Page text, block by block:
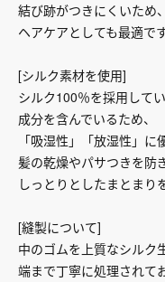
結び跡がつきにくいため
ヘアケアとしても最適です
[シルク素材を使用]
シルク100％を採用して
成分を含んでいるため、
「吸湿性」「放湿性」に
髪の乾燥やパサつきを防ぎ
しっとりとしたまとまり
[縫製について]
中のゴムを上質なシルク
端まで丁寧に処理されて